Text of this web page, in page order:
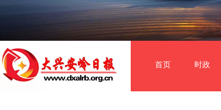
首页 时政